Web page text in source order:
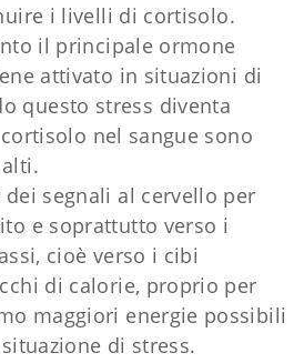
i livelli di cortisolo.
il principale ormone
attivato in situazioni di
questo stress diventa
nel sangue sono
segnali al cervello per
e soprattutto verso i
cioè verso i cibi
di calorie, proprio per
maggiori energie possibili
di stress.